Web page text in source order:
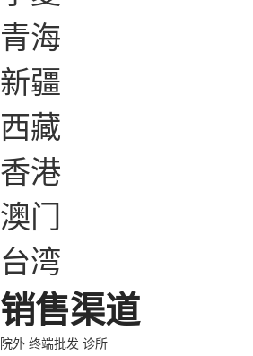
青海
新疆
西藏
香港
澳门
台湾
销售渠道
院外 终端批发 诊所